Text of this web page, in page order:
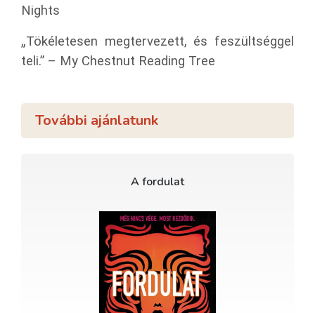
Nights
„Tökéletesen megtervezett, és feszültséggel
teli.” – My Chestnut Reading Tree
További ajánlatunk
A fordulat